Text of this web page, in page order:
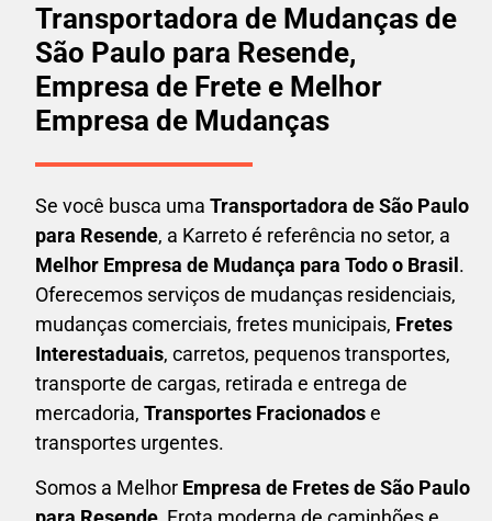
Transportadora de Mudanças de
São Paulo para Resende,
Empresa de Frete e Melhor
Empresa de Mudanças
Se você busca uma Transportadora de São Paulo
para Resende, a Karreto é referência no setor, a
Melhor Empresa de Mudança para Todo o Brasil.
Oferecemos serviços de mudanças residenciais,
mudanças comerciais, fretes municipais, Fretes
Interestaduais, carretos, pequenos transportes,
transporte de cargas, retirada e entrega de
mercadoria, Transportes Fracionadose
transportes urgentes.
Somos a Melhor Empresa de Fretesde São Paulo